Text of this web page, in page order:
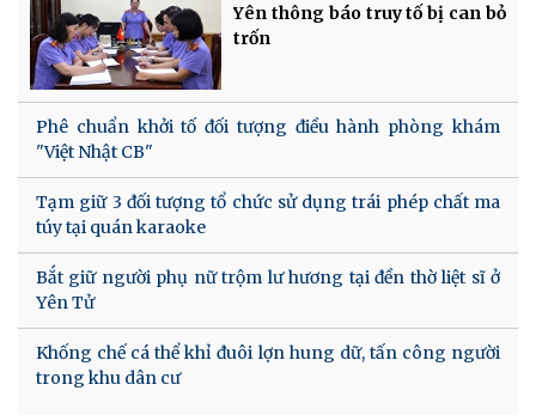
Yên thông báo truy tố bị can bỏ
trốn
Phê chuẩn khởi tố đối tượng điều hành phòng khám
"Việt Nhật CB"
Tạm giữ 3 đối tượng tổ chức sử dụng trái phép chất ma
túy tại quán karaoke
Bắt giữ người phụ nữ trộm lư hương tại đền thờ liệt sĩ ở
Yên Tử
Khống chế cá thể khỉ đuôi lợn hung dữ, tấn công người
trong khu dân cư